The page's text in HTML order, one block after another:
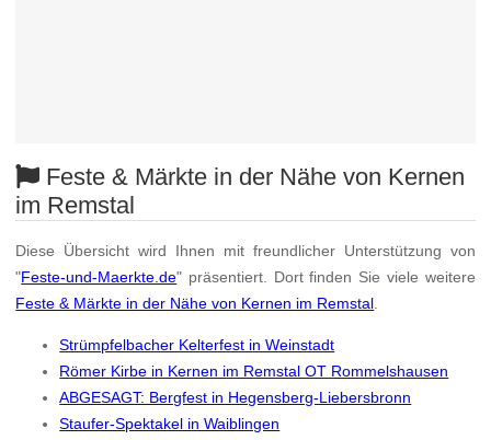
Feste & Märkte in der Nähe von Kernen
im Remstal
Diese Übersicht wird Ihnen mit freundlicher Unterstützung von
"Feste-und-Maerkte.de" präsentiert. Dort finden Sie viele weitere
Feste & Märkte in der Nähe von Kernen im Remstal
Strümpfelbacher Kelterfest in Weinstadt
Römer Kirbe in Kernen im Remstal OT Rommelshausen
ABGESAGT: Bergfest in Hegensberg-Liebersbronn
Staufer-Spektakel in Waiblingen